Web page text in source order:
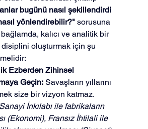
bugünü nasıl şekillendirdi
yönlendirebilir?" sorusuna
bağlamda, kalıcı ve analitik bir
disiplini oluşturmak için şu
Ezberden Zihinsel
Geçin: Savaşların yıllarını
size bir vizyon katmaz.
İnkılabı ile fabrikaların
(Ekonomi), Fransız İhtilali ile